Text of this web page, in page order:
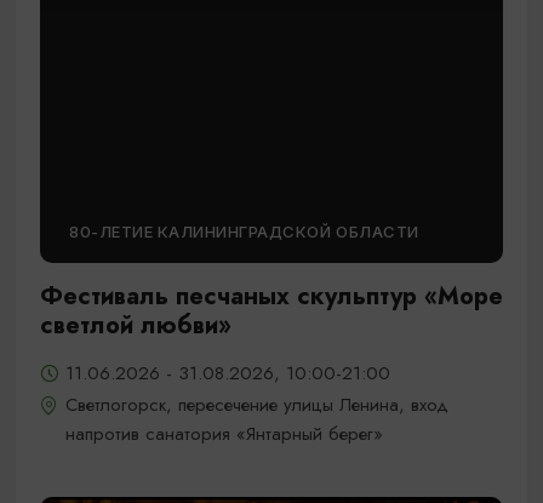
80-ЛЕТИЕ КАЛИНИНГРАДСКОЙ ОБЛАСТИ
Фестиваль песчаных скульптур «Море
светлой любви»
11.06.2026 - 31.08.2026, 10:00-21:00
Светлогорск, пересечение улицы Ленина, вход
напротив санатория «Янтарный берег»